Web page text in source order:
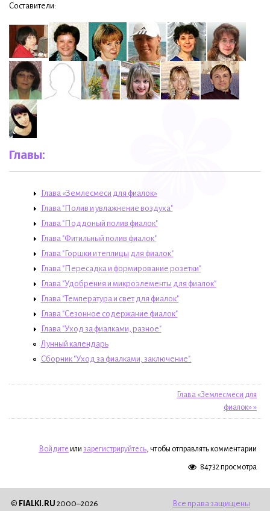
Составители:
Главы:
Глава «Землесмеси для фиалок»
Глава "Полив и увлажнение воздуха"
Глава "Поддоный полив фиалок"
Глава "Фитильный полив фиалок"
Глава "Горшки и теплицы для фиалок"
Глава "Пересадка и формирование розетки"
Глава "Удобрения и микроэлементы для фиалок"
Глава "Температура и свет для фиалок"
Глава "Сезонное содержание фиалок"
Глава "Уход за фиалками, разное"
Лунный календарь
Сборник "Уход за фиалками, заключение".
Глава «Землесмеси для
фиалок» »
Войдите или зарегистрируйтесь, чтобы отправлять комментарии
84732 просмотра
© FIALKI.RU 2000–2026 Все права защищены